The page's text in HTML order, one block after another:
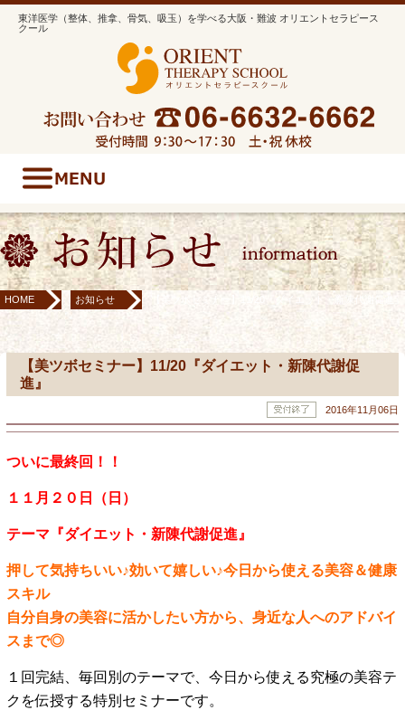
東洋医学（整体、推拿、骨気、吸玉）を学べる大阪・難波 オリエントセラピース
クール
HOME お知らせ 【美ツボセミナー】11/20『ダイエット・新陳代謝促進』
【美ツボセミナー】11/20『ダイエット・新陳代謝促
進』
2016年11月06日
ついに最終回！！
１１月２０日（日）
テーマ『ダイエット・新陳代謝促進』
押して気持ちいい♪効いて嬉しい♪今日から使える美容＆健康
スキル
自分自身の美容に活かしたい方から、身近な人へのアドバイ
スまで◎
１回完結、毎回別のテーマで、今日から使える究極の美容テ
クを伝授する特別セミナーです。